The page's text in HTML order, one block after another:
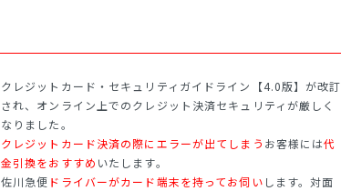
クレジットカード・セキュリティガイドライン【4.0版】が改訂
され、オンライン上でのクレジット決済セキュリティが厳しく
なりました。
クレジットカード決済の際にエラーが出てしまう お客様には代
金引換をおすすめ いたします。
佐川急便 ドライバーがカード端末を持ってお伺い します。対面